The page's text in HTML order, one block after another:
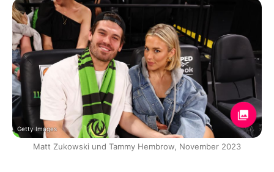
Getty Images
Matt Zukowski und Tammy Hembrow, November 2023